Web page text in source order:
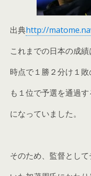
出典http://
これまでの日本の成
時点で１勝２分け１敗
も１位で予選を通過
になっていました。
そのため、監督とし